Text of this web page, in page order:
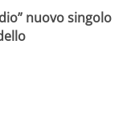
nuovo singolo